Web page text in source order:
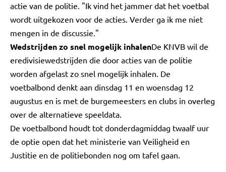
actie van de politie. "Ik vind het jammer dat het voetbal
wordt uitgekozen voor de acties. Verder ga ik me niet
mengen in de discussie."
Wedstrijden zo snel mogelijk inhalenDe KNVB wil de
eredivisiewedstrijden die door acties van de politie
worden afgelast zo snel mogelijk inhalen. De
voetbalbond denkt aan dinsdag 11 en woensdag 12
augustus en is met de burgemeesters en clubs in overleg
over de alternatieve speeldata.
De voetbalbond houdt tot donderdagmiddag twaalf uur
de optie open dat het ministerie van Veiligheid en
Justitie en de politiebonden nog om tafel gaan.